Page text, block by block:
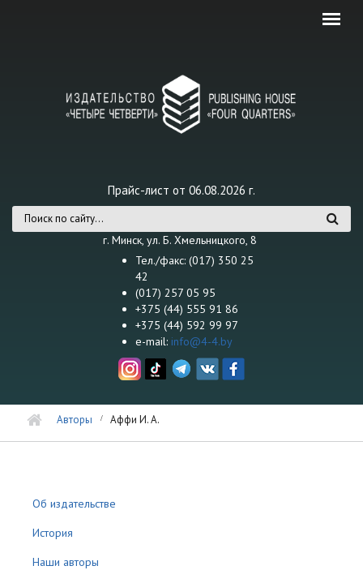
Прайс-лист от 06.08.2026 г.
Форма поискаг. Минск, ул. Б. Хмельницкого, 8
Тел./факс: (017) 350 25
42
(017) 257 05 95
+375 (44) 555 91 86
+375 (44) 592 99 97
e-mail: info@4-4.by
Авторы Аффи И. А.
Об издательстве
История
Наши авторы